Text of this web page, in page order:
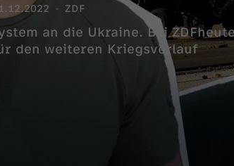
ZDF
an die Ukraine. Bei ZDFheute
den weiteren Kriegsverlauf